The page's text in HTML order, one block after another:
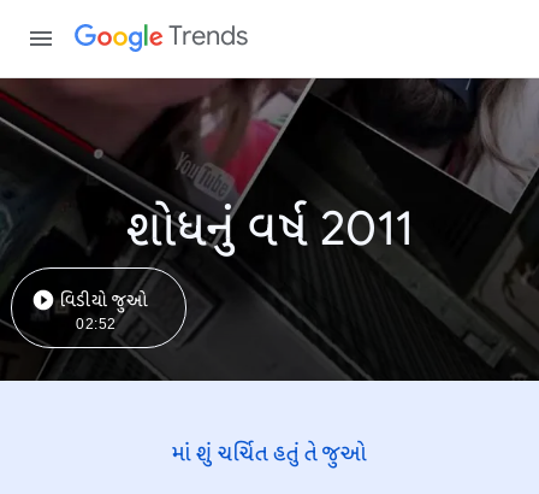
Trends
શોધનું વર્ષ 2011
વિડીયો જુઓ
02:52
માં શું ચર્ચિત હતું તે જુઓ